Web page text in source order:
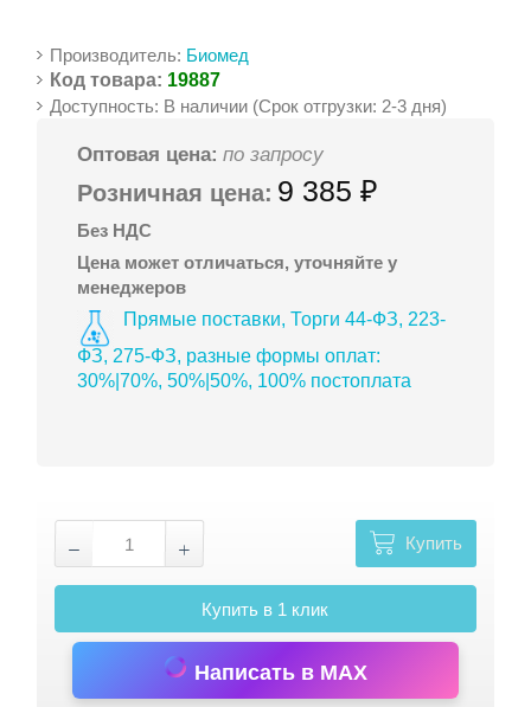
Производитель: Биомед
Код товара: 19887
Доступность: В наличии (Срок отгрузки: 2-3 дня)
Оптовая цена: по запросу
Розничная цена: 9 385 ₽
Без НДС
Цена может отличаться, уточняйте у
менеджеров
Прямые поставки, Торги 44-ФЗ, 223-
ФЗ, 275-ФЗ, разные формы оплат:
30%|70%, 50%|50%, 100% постоплата
Купить
Купить в 1 клик
Написать в MAX